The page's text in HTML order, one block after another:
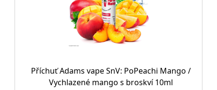
Příchuť Adams vape SnV: PoPeachi Mango /
Vychlazené mango s broskví 10ml